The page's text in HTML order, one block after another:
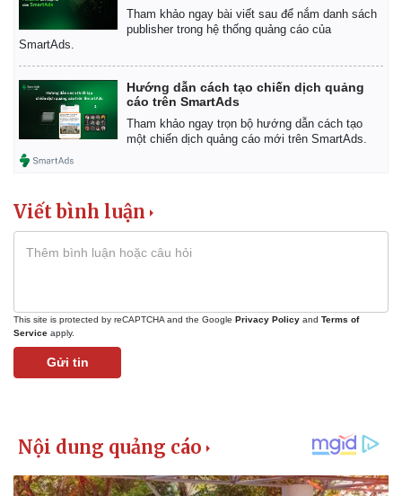
Kinh tế
Bất động sản
Thị trường
Chứng khoán
Tham khảo ngay bài viết sau để nắm danh sách
publisher trong hệ thống quảng cáo của
SmartAds.
Hướng dẫn cách tạo chiến dịch quảng
cáo trên SmartAds
Tham khảo ngay trọn bộ hướng dẫn cách tạo
một chiến dịch quảng cáo mới trên SmartAds.
Viết bình luận
This site is protected by reCAPTCHA and the Google Privacy Policy and Terms of
Service apply.
Gửi tin